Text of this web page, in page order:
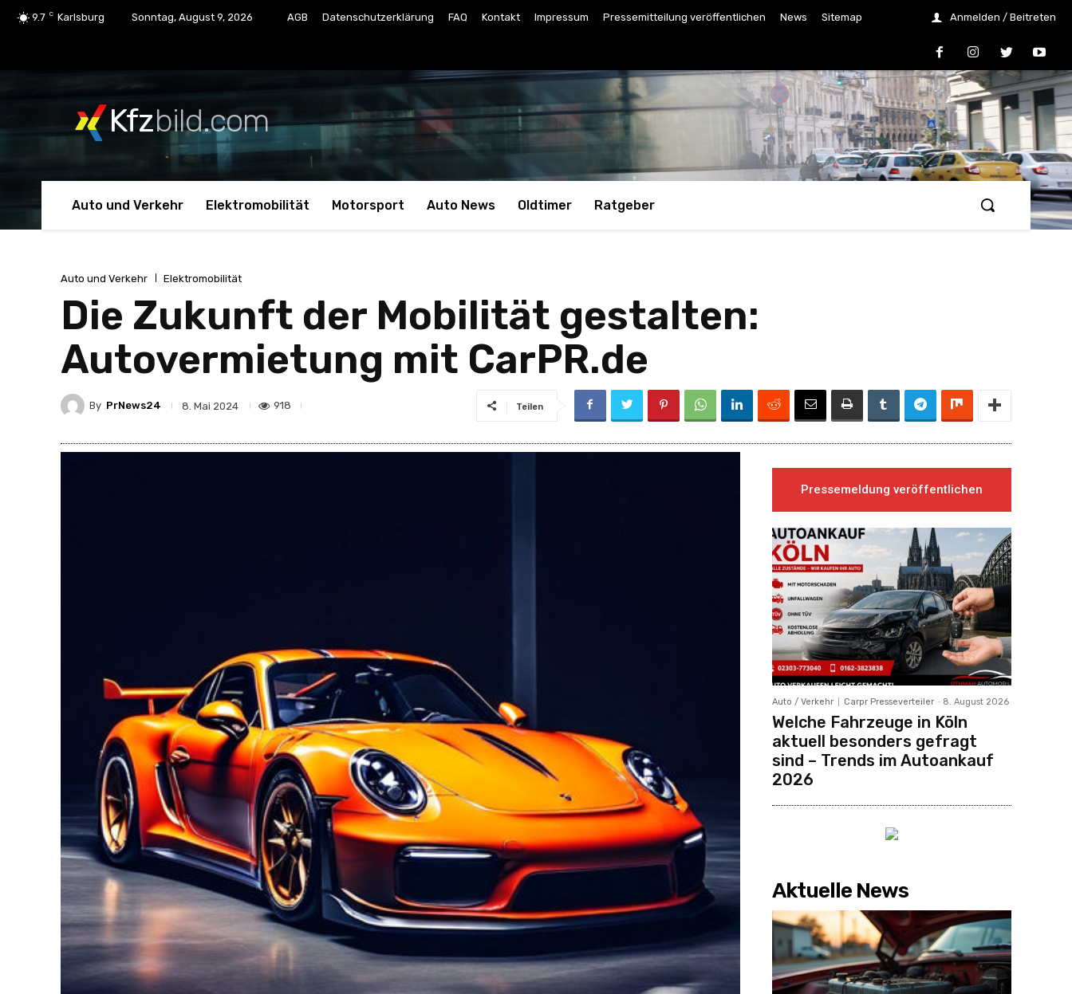
9.7 C Karlsburg Sonntag, August 9, 2026 AGB Datenschutzerklärung FAQ Kontakt Impressum Pressemitteilung veröffentlichen News Sitemap Anmelden / Beitreten
Kfzbild.com
Auto und Verkehr Elektromobilität Motorsport Auto News Oldtimer Ratgeber
Auto und Verkehr Elektromobilität
Die Zukunft der Mobilität gestalten:
Autovermietung mit CarPR.de
By PrNews24 8. Mai 2024 918 Teilen
Pressemeldung veröffentlichen
Auto / Verkehr Carpr Presseverteiler - 8. August 2026
Welche Fahrzeuge in Köln
aktuell besonders gefragt
sind – Trends im Autoankauf
2026
Aktuelle News